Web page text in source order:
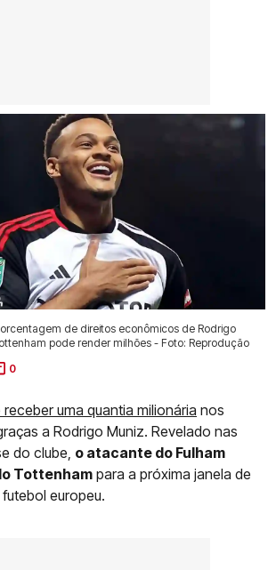
de direitos econômicos de Rodrigo
pode render milhões - Foto: Reprodução
0
uma quantia milionária nos
a Rodrigo Muniz. Revelado nas
do clube, o atacante do Fulham
Tottenham para a próxima janela de
europeu.